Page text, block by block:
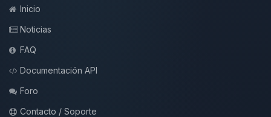
Inicio
Noticias
FAQ
Documentación API
Foro
Contacto / Soporte